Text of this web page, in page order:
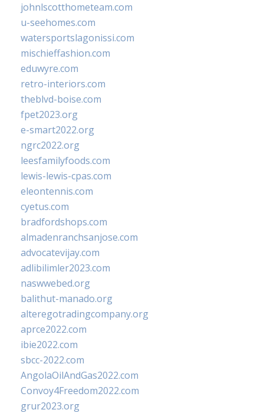
johnlscotthometeam.com
u-seehomes.com
watersportslagonissi.com
mischieffashion.com
eduwyre.com
retro-interiors.com
theblvd-boise.com
fpet2023.org
e-smart2022.org
ngrc2022.org
leesfamilyfoods.com
lewis-lewis-cpas.com
eleontennis.com
cyetus.com
bradfordshops.com
almadenranchsanjose.com
advocatevijay.com
adlibilimler2023.com
naswwebed.org
balithut-manado.org
alteregotradingcompany.org
aprce2022.com
ibie2022.com
sbcc-2022.com
AngolaOilAndGas2022.com
Convoy4Freedom2022.com
grur2023.org